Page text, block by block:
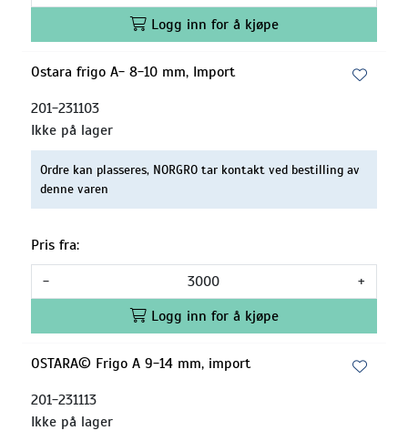
Logg inn for å kjøpe
Ostara frigo A- 8-10 mm, Import
201-231103
Ikke på lager
Ordre kan plasseres, NORGRO tar kontakt ved bestilling av
denne varen
Pris fra:
-
+
Logg inn for å kjøpe
OSTARA© Frigo A 9-14 mm, import
201-231113
Ikke på lager